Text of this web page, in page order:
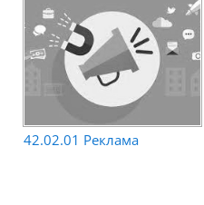
42.02.01 Реклама